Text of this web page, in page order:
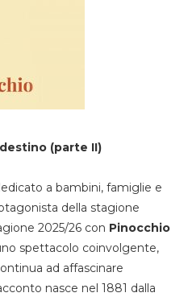
(parte II)
a bambini, famiglie e
della stagione
2025/26 con Pinocchio
spettacolo coinvolgente,
ad affascinare
nasce nel 1881 dalla